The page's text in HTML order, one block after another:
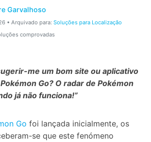
Garvalhoso
• Arquivado para: Soluções para Localização
comprovadas
me um bom site ou aplicativo
Go? O radar de Pokémon
já não funciona!”
Go foi lançada inicialmente, os
se que este fenómeno